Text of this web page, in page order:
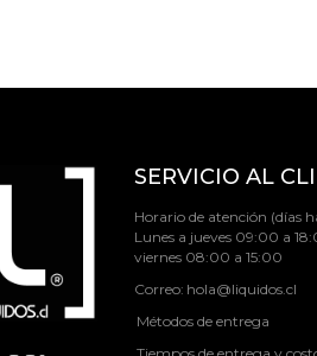
SERVICIO AL
Horario de atención (días
Lunes a jueves 09:00 a
viernes 08:00 a 15:00
Correo: hola@liquidos.cl
Métodos de entrega